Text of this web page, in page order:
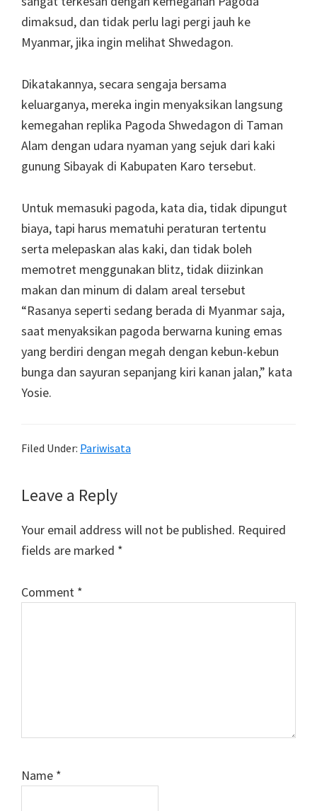
dimaksud, dan tidak perlu lagi pergi jauh ke
Myanmar, jika ingin melihat Shwedagon.
Dikatakannya, secara sengaja bersama
keluarganya, mereka ingin menyaksikan langsung
kemegahan replika Pagoda Shwedagon di Taman
Alam dengan udara nyaman yang sejuk dari kaki
gunung Sibayak di Kabupaten Karo tersebut.
Untuk memasuki pagoda, kata dia, tidak dipungut
biaya, tapi harus mematuhi peraturan tertentu
serta melepaskan alas kaki, dan tidak boleh
memotret menggunakan blitz, tidak diizinkan
makan dan minum di dalam areal tersebut
“Rasanya seperti sedang berada di Myanmar saja,
saat menyaksikan pagoda berwarna kuning emas
yang berdiri dengan megah dengan kebun-kebun
bunga dan sayuran sepanjang kiri kanan jalan,” kata
Yosie.
Filed Under: Pariwisata
Reader
Interactions
Leave a Reply
Your email address will not be published. Required
fields are marked *
Comment *
Name *